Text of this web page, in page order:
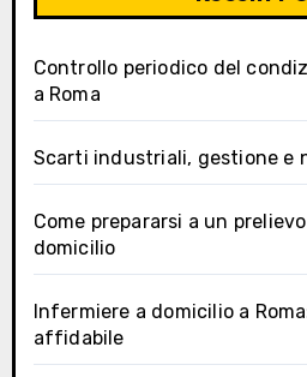
Controllo periodico del
a Roma
Scarti industriali, gestione e
Come prepararsi a un
domicilio
Infermiere a domicilio a
affidabile